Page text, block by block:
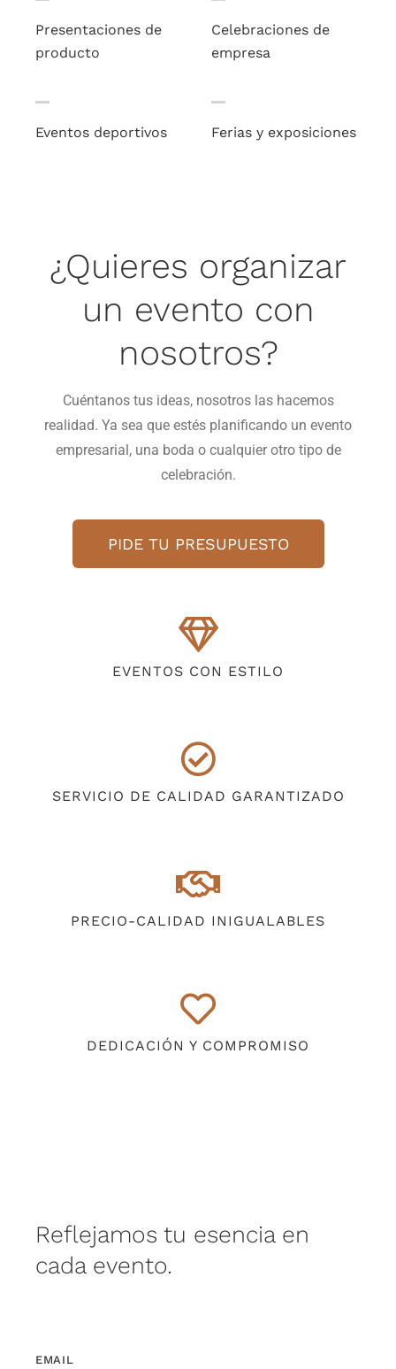
Presentaciones de
producto
Celebraciones de
empresa
Eventos deportivos Ferias y exposiciones
¿Quieres organizar
un evento con
nosotros?
Cuéntanos tus ideas, nosotros las hacemos
realidad. Ya sea que estés planificando un evento
empresarial, una boda o cualquier otro tipo de
celebración.
PIDE TU PRESUPUESTO
EVENTOS CON ESTILO
SERVICIO DE CALIDAD GARANTIZADO
PRECIO-CALIDAD INIGUALABLES
DEDICACIÓN Y COMPROMISO
Reflejamos tu esencia en
cada evento.
EMAIL